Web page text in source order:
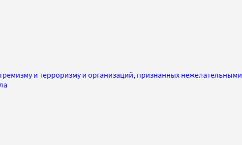
и терроризму и организаций, признанных нежелательными